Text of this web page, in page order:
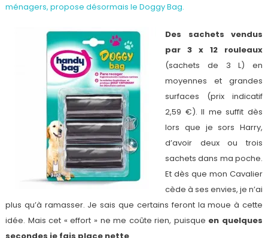
ménagers, propose désormais le Doggy Bag.
Des sachets vendus
par 3 x 12 rouleaux
(sachets de 3 L) en
moyennes et grandes
surfaces (prix indicatif
2,59 €). Il me suffit dès
lors que je sors Harry,
d’avoir deux ou trois
sachets dans ma poche.
Et dès que mon Cavalier
cède à ses envies, je n’ai
plus qu’à ramasser. Je sais que certains feront la moue à cette
idée. Mais cet « effort » ne me coûte rien, puisque en quelques
secondes je fais place nette.